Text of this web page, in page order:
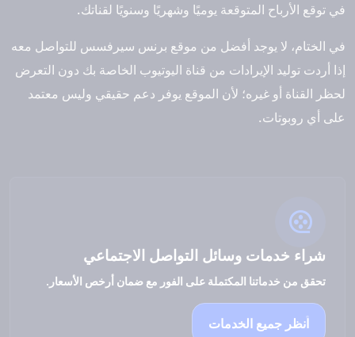
في توقع الأرباح المتوقعة يوميًا وشهريًا وسنويًا لقناتك.
في الختام، لا يوجد أفضل من موقع برنس سيرفسس للتواصل معه
إذا أردت توليد الإيرادات من قناة اليوتيوب الخاصة بك دون التعرض
لحظر القناة أو غيره؛ لأن الموقع يوفر دعم حقيقي وليس معتمد
على أي روبوتات.
شراء خدمات وسائل التواصل الاجتماعي
تحقق من خدماتنا المكتملة على الفور مع ضمان أرخص الأسعار.
انظر جميع الخدمات